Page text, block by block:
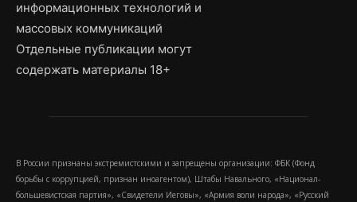
информационных технологий и
массовых коммуникаций
Отдельные публикации могут
содержать материалы 18+
В России признаны экстремистскими и запрещены организации: ФБК (Фонд
борьбы с коррупцией, признан иноагентом), Штабы Навального, «Национал-
большевистская партия», «Свидетели Иеговы», «Армия воли народа», «Русский